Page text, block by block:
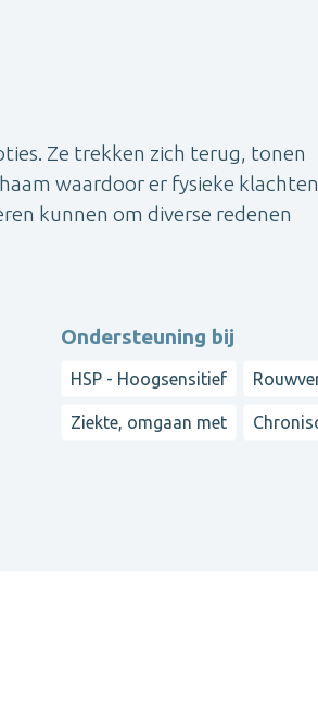
Ze trekken zich terug, tonen
waardoor er fysieke klachten
kunnen om diverse redenen
Ondersteuning bij
HSP - Hoogsensitief
Ziekte, omgaan met